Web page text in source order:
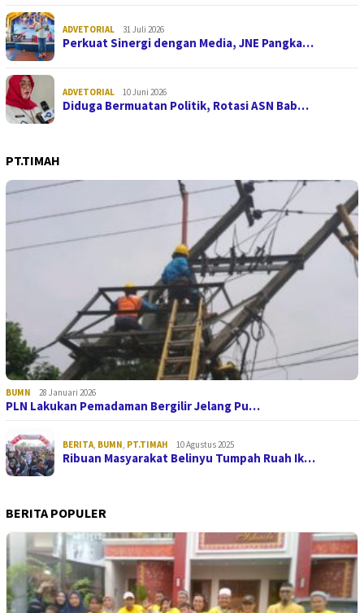
ADVETORIAL 31 Juli 2026
Perkuat Sinergi dengan Media, JNE Pangka…
ADVETORIAL 10 Juni 2026
Diduga Bermuatan Politik, Rotasi ASN Bab…
PT.TIMAH
BUMN 28 Januari 2026
PLN Lakukan Pemadaman Bergilir Jelang Pu…
BERITA, BUMN, PT.TIMAH 10 Agustus 2025
Ribuan Masyarakat Belinyu Tumpah Ruah Ik…
BERITA POPULER